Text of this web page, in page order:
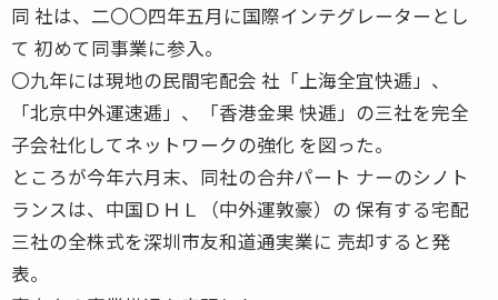
同 社は、二〇〇四年五月に国際インテグレーターとし
て 初めて同事業に参入。
〇九年には現地の民間宅配会 社「上海全宜快逓」、
「北京中外運速逓」、「香港金果 快逓」の三社を完全
子会社化してネットワークの強化 を図った。
ところが今年六月末、同社の合弁パート ナーのシノト
ランスは、中国ＤＨＬ（中外運敦豪）の 保有する宅配
三社の全株式を深圳市友和道通実業に 売却すると発
表。